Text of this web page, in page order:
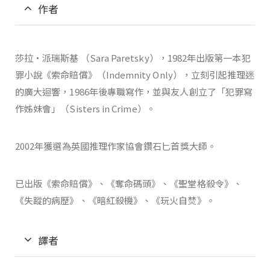
作者
莎拉‧派瑞斯基 （Sara Paretsky），1982年出版第一本犯
罪小說《索命賠償》（Indemnity Only），立刻引起推理迷
的廣大迴響，1986年後專職寫作，並與友人創立了「犯罪寫
作姊妹會」（Sisters in Crime）。
2002年獲選為英國推理作家協會鑽石匕首獎大師。
已出版《索命賠償》、《奪命碼頭》、《聖堂格殺令》、
《失蹤的病歷》、《暗紅殺機》、《玩火自焚》。
譯者